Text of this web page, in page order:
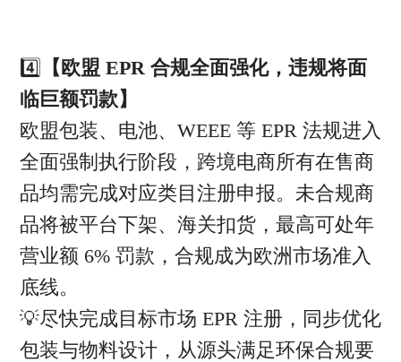
4️⃣
【欧盟 EPR 合规全面强化，违规将面
临巨额罚款】
欧盟包装、电池、WEEE 等 EPR 法规进入
全面强制执行阶段，跨境电商所有在售商
品均需完成对应类目注册申报。未合规商
品将被平台下架、海关扣货，最高可处年
营业额 6% 罚款，合规成为欧洲市场准入
底线。
💡尽快完成目标市场 EPR 注册，同步优化
包装与物料设计，从源头满足环保合规要